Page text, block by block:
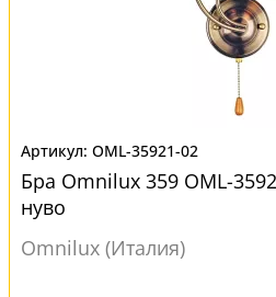
OML-35921-02
Бра Omnilux 359 OML-
нуво
Omnilux (Италия)